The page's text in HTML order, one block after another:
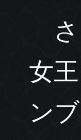
さ
女
ン